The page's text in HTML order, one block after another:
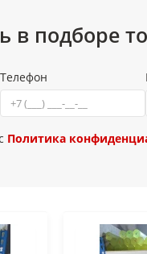
подборе
Телефон
Политика